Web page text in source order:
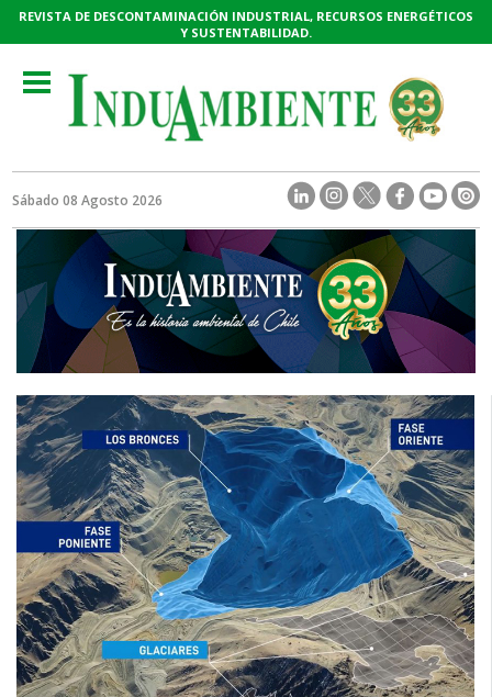
REVISTA DE DESCONTAMINACIÓN INDUSTRIAL, RECURSOS ENERGÉTICOS
Y SUSTENTABILIDAD.
Toggle
navigation
Sábado 08 Agosto 2026